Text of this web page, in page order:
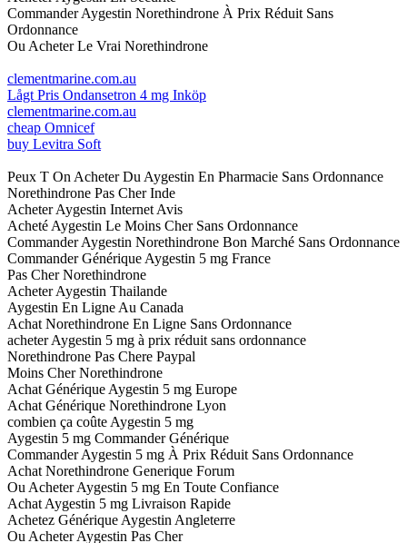
Commander Aygestin Norethindrone À Prix Réduit Sans
Ordonnance
Ou Acheter Le Vrai Norethindrone
clementmarine.com.au
Lågt Pris Ondansetron 4 mg Inköp
clementmarine.com.au
cheap Omnicef
buy Levitra Soft
Peux T On Acheter Du Aygestin En Pharmacie Sans Ordonnance
Norethindrone Pas Cher Inde
Acheter Aygestin Internet Avis
Acheté Aygestin Le Moins Cher Sans Ordonnance
Commander Aygestin Norethindrone Bon Marché Sans Ordonnance
Commander Générique Aygestin 5 mg France
Pas Cher Norethindrone
Acheter Aygestin Thailande
Aygestin En Ligne Au Canada
Achat Norethindrone En Ligne Sans Ordonnance
acheter Aygestin 5 mg à prix réduit sans ordonnance
Norethindrone Pas Chere Paypal
Moins Cher Norethindrone
Achat Générique Aygestin 5 mg Europe
Achat Générique Norethindrone Lyon
combien ça coûte Aygestin 5 mg
Aygestin 5 mg Commander Générique
Commander Aygestin 5 mg À Prix Réduit Sans Ordonnance
Achat Norethindrone Generique Forum
Ou Acheter Aygestin 5 mg En Toute Confiance
Achat Aygestin 5 mg Livraison Rapide
Achetez Générique Aygestin Angleterre
Ou Acheter Aygestin Pas Cher